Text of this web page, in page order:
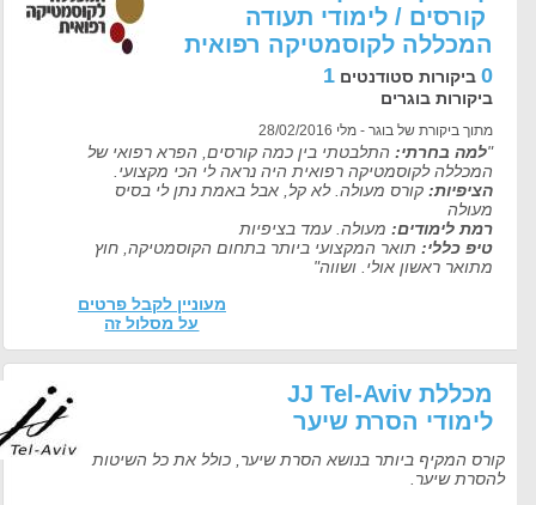
קורסים / לימודי תעודה
המכללה לקוסמטיקה רפואית
ביקורות סטודנטים1
ביקורות בוגרים
מתוך ביקורת של בוגר - מלי 28/02/2016
למה בחרתי:התלבטתי בין כמה קורסים, הפרא רפואי של
המכללה לקוסמטיקה רפואית היה נראה לי הכי מקצועי.
הציפיות:קורס מעולה. לא קל, אבל באמת נתן לי בסיס
מעולה
רמת לימודים:מעולה. עמד בציפיות
טיפ כללי:תואר המקצועי ביותר בתחום הקוסמטיקה, חוץ
מתואר ראשון אולי. ושווה"
מעוניין לקבל פרטים
על מסלול זה
מכללת JJ Tel-Aviv
לימודי הסרת שיער
קורס המקיף ביותר בנושא הסרת שיער, כולל את כל השיטות
להסרת שיער.